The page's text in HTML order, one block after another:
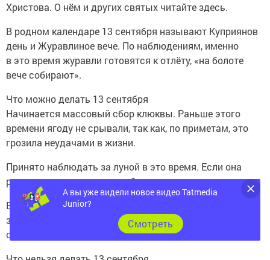
Христова. О нём и других святых читайте здесь.
В родном календаре 13 сентября называют Куприянов
день и Журавлиное вече. По наблюдениям, именно
в это время журавли готовятся к отлёту, «на болоте
вече собирают».
Что можно делать 13 сентября
Начинается массовый сбор клюквы. Раньше этого
времени ягоду не срывали, так как, по приметам, это
грозила неудачами в жизни.
Принято наблюдать за луной в это время. Если она
растущая, то готовились к богатому урожаю клюквы.
В старину принято было несколько ягод клюквы
засушивать, зашивать в синий мешочек и носить
с собой. Считалось, что это принесёт удачу в жизни.
А вы уже видели новое видео Tatmedia
Junior?
Cмотреть